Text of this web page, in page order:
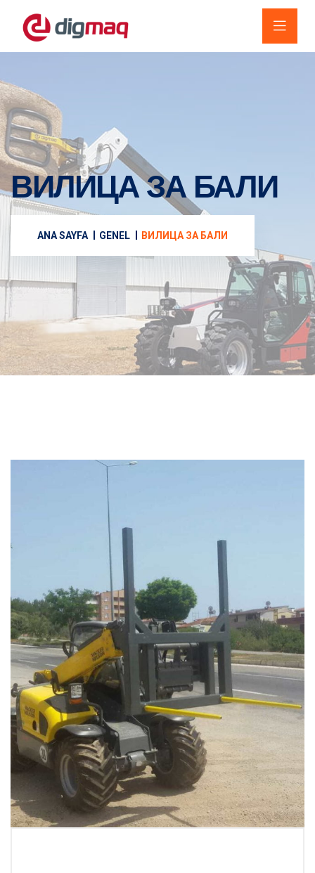
ВИЛИЦА ЗА БАЛИ
ANA SAYFA GENEL ВИЛИЦА ЗА БАЛИ